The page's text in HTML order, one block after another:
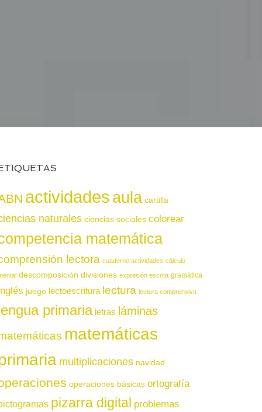
actividadesaula cartilla
naturales ciencias sociales colorear
matemática
lectora cuaderno actividades cálculo
descomposición divisiones expresión escrita gramática
juego lectoescritura lectura lectura comprensiva
primaria letras láminas
matemáticas
multiplicaciones navidad
operaciones básicas ortografía
pizarra digital problemas